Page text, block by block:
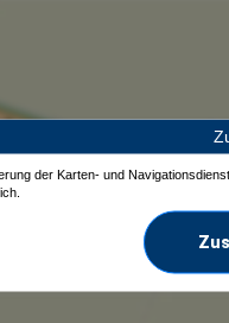
der Karten- und